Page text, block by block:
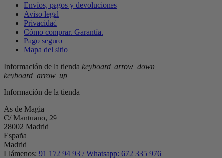
Envíos, pagos y devoluciones
Aviso legal
Privacidad
Cómo comprar. Garantía.
Pago seguro
Mapa del sitio
Información de la tienda keyboard_arrow_down
keyboard_arrow_up
Información de la tienda
As de Magia
C/ Mantuano, 29
28002 Madrid
España
Madrid
Llámenos: 91 172 94 93 / Whatsapp: 672 335 976